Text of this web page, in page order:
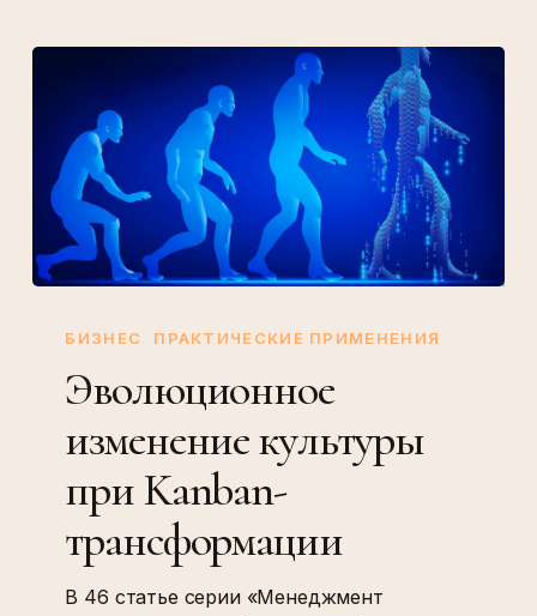
изменение
культуры
при
Kanban-
трансформации
БИЗНЕС ПРАКТИЧЕСКИЕ ПРИМЕНЕНИЯ
Эволюционное
изменение культуры
при Kanban-
трансформации
В 46 статье серии «Менеджмент